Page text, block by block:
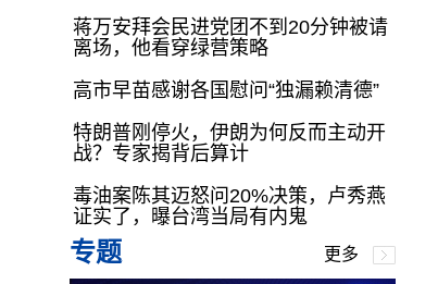
蒋万安拜会民进党团不到20分钟被请
离场，他看穿绿营策略
高市早苗感谢各国慰问“独漏赖清德”
特朗普刚停火，伊朗为何反而主动开
战？专家揭背后算计
毒油案陈其迈怒问20%决策，卢秀燕
证实了，曝台湾当局有内鬼
专题 更多